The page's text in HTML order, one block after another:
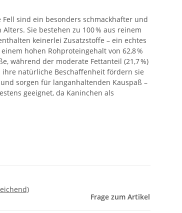
sind ein besonders schmackhafter und
Sie bestehen zu 100 % aus reinem
keinerlei Zusatzstoffe – ein echtes
hohen Rohproteingehalt von 62,8 %
während der moderate Fettanteil (21,7 %)
natürliche Beschaffenheit fördern sie
sorgen für langanhaltenden Kauspaß –
geeignet, da Kaninchen als
Frage zum Artikel